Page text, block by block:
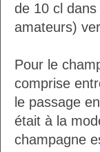
de 10 cl
amateurs)
Pour le
comprise
le passage
était à la
champagne